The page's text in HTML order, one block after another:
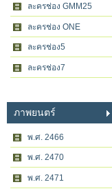
ละครช่อง GMM25
ละครช่อง ONE
ละครช่อง5
ละครช่อง7
ภาพยนตร์
พ.ศ. 2466
พ.ศ. 2470
พ.ศ. 2471